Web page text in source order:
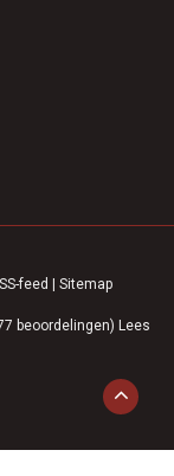
feed Sitemap
beoordelingen) Lees